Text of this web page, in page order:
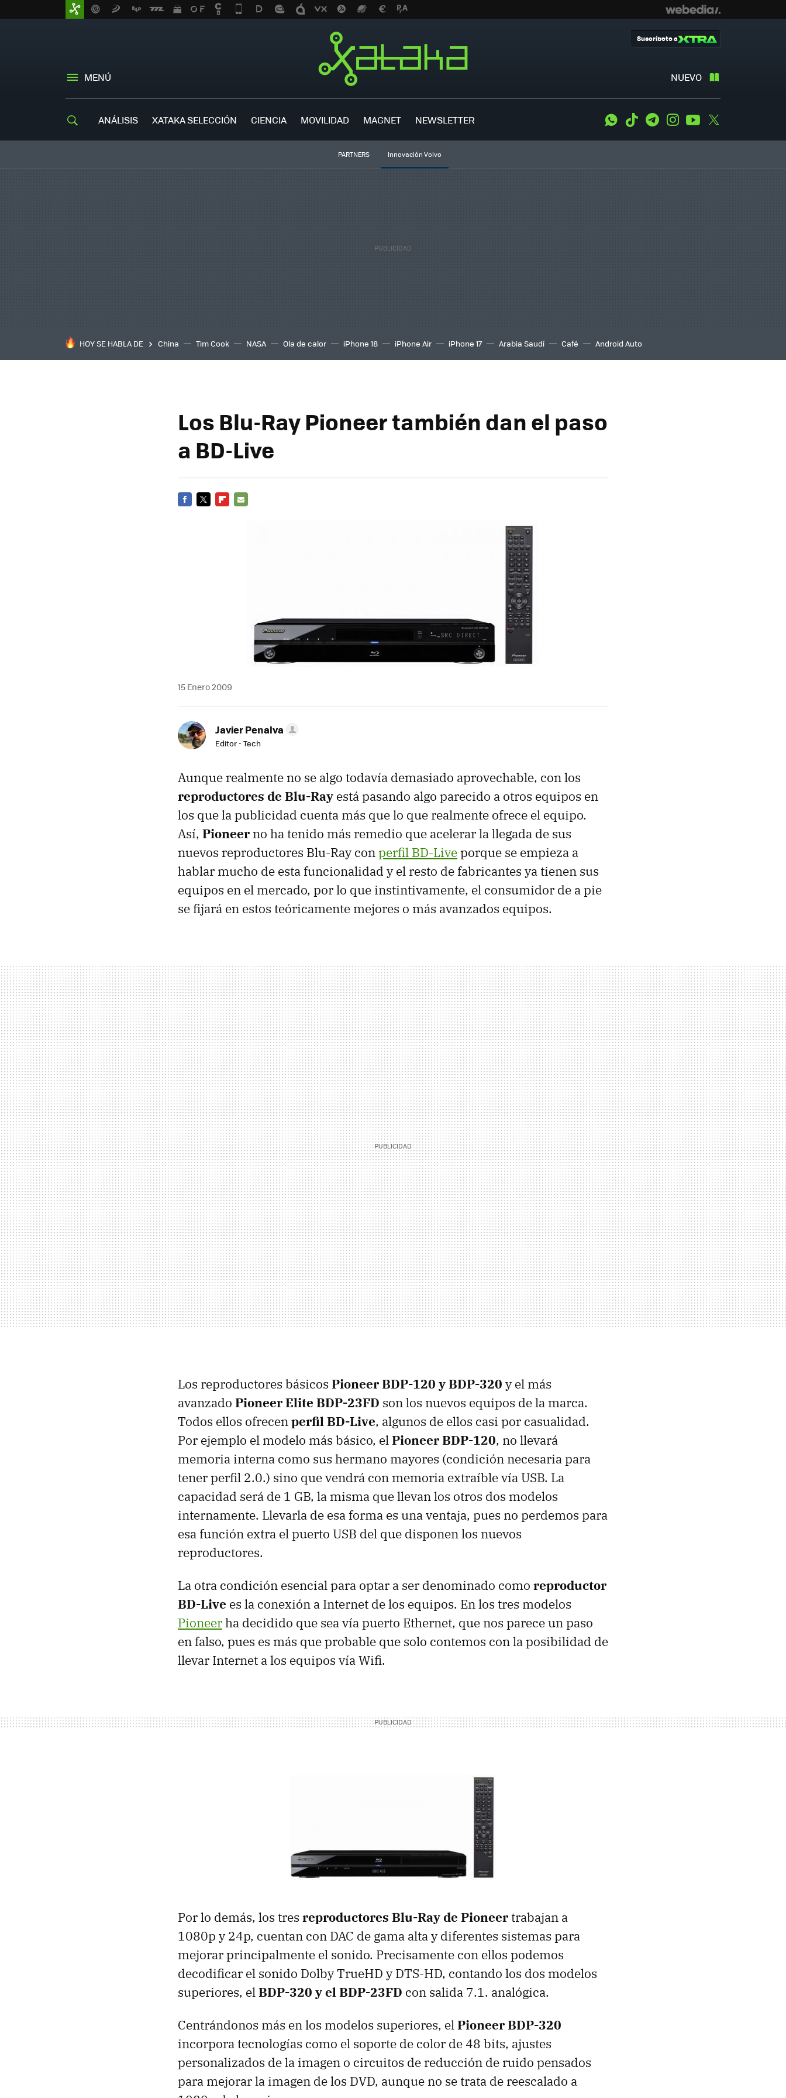
MENÚ NUEVO
Suscríbete a
ANÁLISIS XATAKA SELECCIÓN CIENCIA MOVILIDAD MAGNET NEWSLETTER WhatsApp
Tiktok TelegramInstagramYoutube
PARTNERS Innovación Volvo
HOY SE HABLA DE China Tim Cook NASA Ola de calor iPhone 18 iPhone Air iPhone 17 Arabia Saudí Café Android Auto
Los Blu-Ray Pioneer también dan el paso
a BD-Live
15 Enero 2009
Javier Penalva
Editor - Tech
Aunque realmente no se algo todavía demasiado aprovechable, con los
reproductores de Blu-Ray está pasando algo parecido a otros equipos en
los que la publicidad cuenta más que lo que realmente ofrece el equipo.
Así, Pioneer no ha tenido más remedio que acelerar la llegada de sus
nuevos reproductores Blu-Ray conperfil BD-Liveporque se empieza a
hablar mucho de esta funcionalidad y el resto de fabricantes ya tienen sus
equipos en el mercado, por lo que instintivamente, el consumidor de a pie
se fijará en estos teóricamente mejores o más avanzados equipos.
Los reproductores básicos Pioneer BDP-120 y BDP-320 y el más
avanzado Pioneer Elite BDP-23FD son los nuevos equipos de la marca.
Todos ellos ofrecenperfil BD-Live, algunos de ellos casi por casualidad.
Por ejemplo el modelo más básico, elPioneer BDP-120, no llevará
memoria interna como sus hermano mayores (condición necesaria para
tener perfil 2.0.) sino que vendrá con memoria extraíble vía USB. La
capacidad será de 1 GB, la misma que llevan los otros dos modelos
internamente. Llevarla de esa forma es una ventaja, pues no perdemos para
esa función extra el puerto USB del que disponen los nuevos
reproductores.
La otra condición esencial para optar a ser denominado como reproductor
BD-Live es la conexión a Internet de los equipos. En los tres modelos
Pioneerha decidido que sea vía puerto Ethernet, que nos parece un paso
en falso, pues es más que probable que solo contemos con la posibilidad de
llevar Internet a los equipos vía Wifi.
Por lo demás, los tres reproductores Blu-Ray de Pioneer trabajan a
1080p y 24p, cuentan con DAC de gama alta y diferentes sistemas para
mejorar principalmente el sonido. Precisamente con ellos podemos
decodificar el sonido Dolby TrueHD yDTS-HD, contando los dos modelos
superiores, elBDP-320 y el BDP-23FD con salida 7.1. analógica.
Centrándonos más en los modelos superiores, elPioneer BDP-320
incorpora tecnologías como el soporte de color de 48 bits, ajustes
personalizados de la imagen o circuitos de reducción de ruido pensados
para mejorar la imagen de los DVD, aunque no se trata de reescalado a